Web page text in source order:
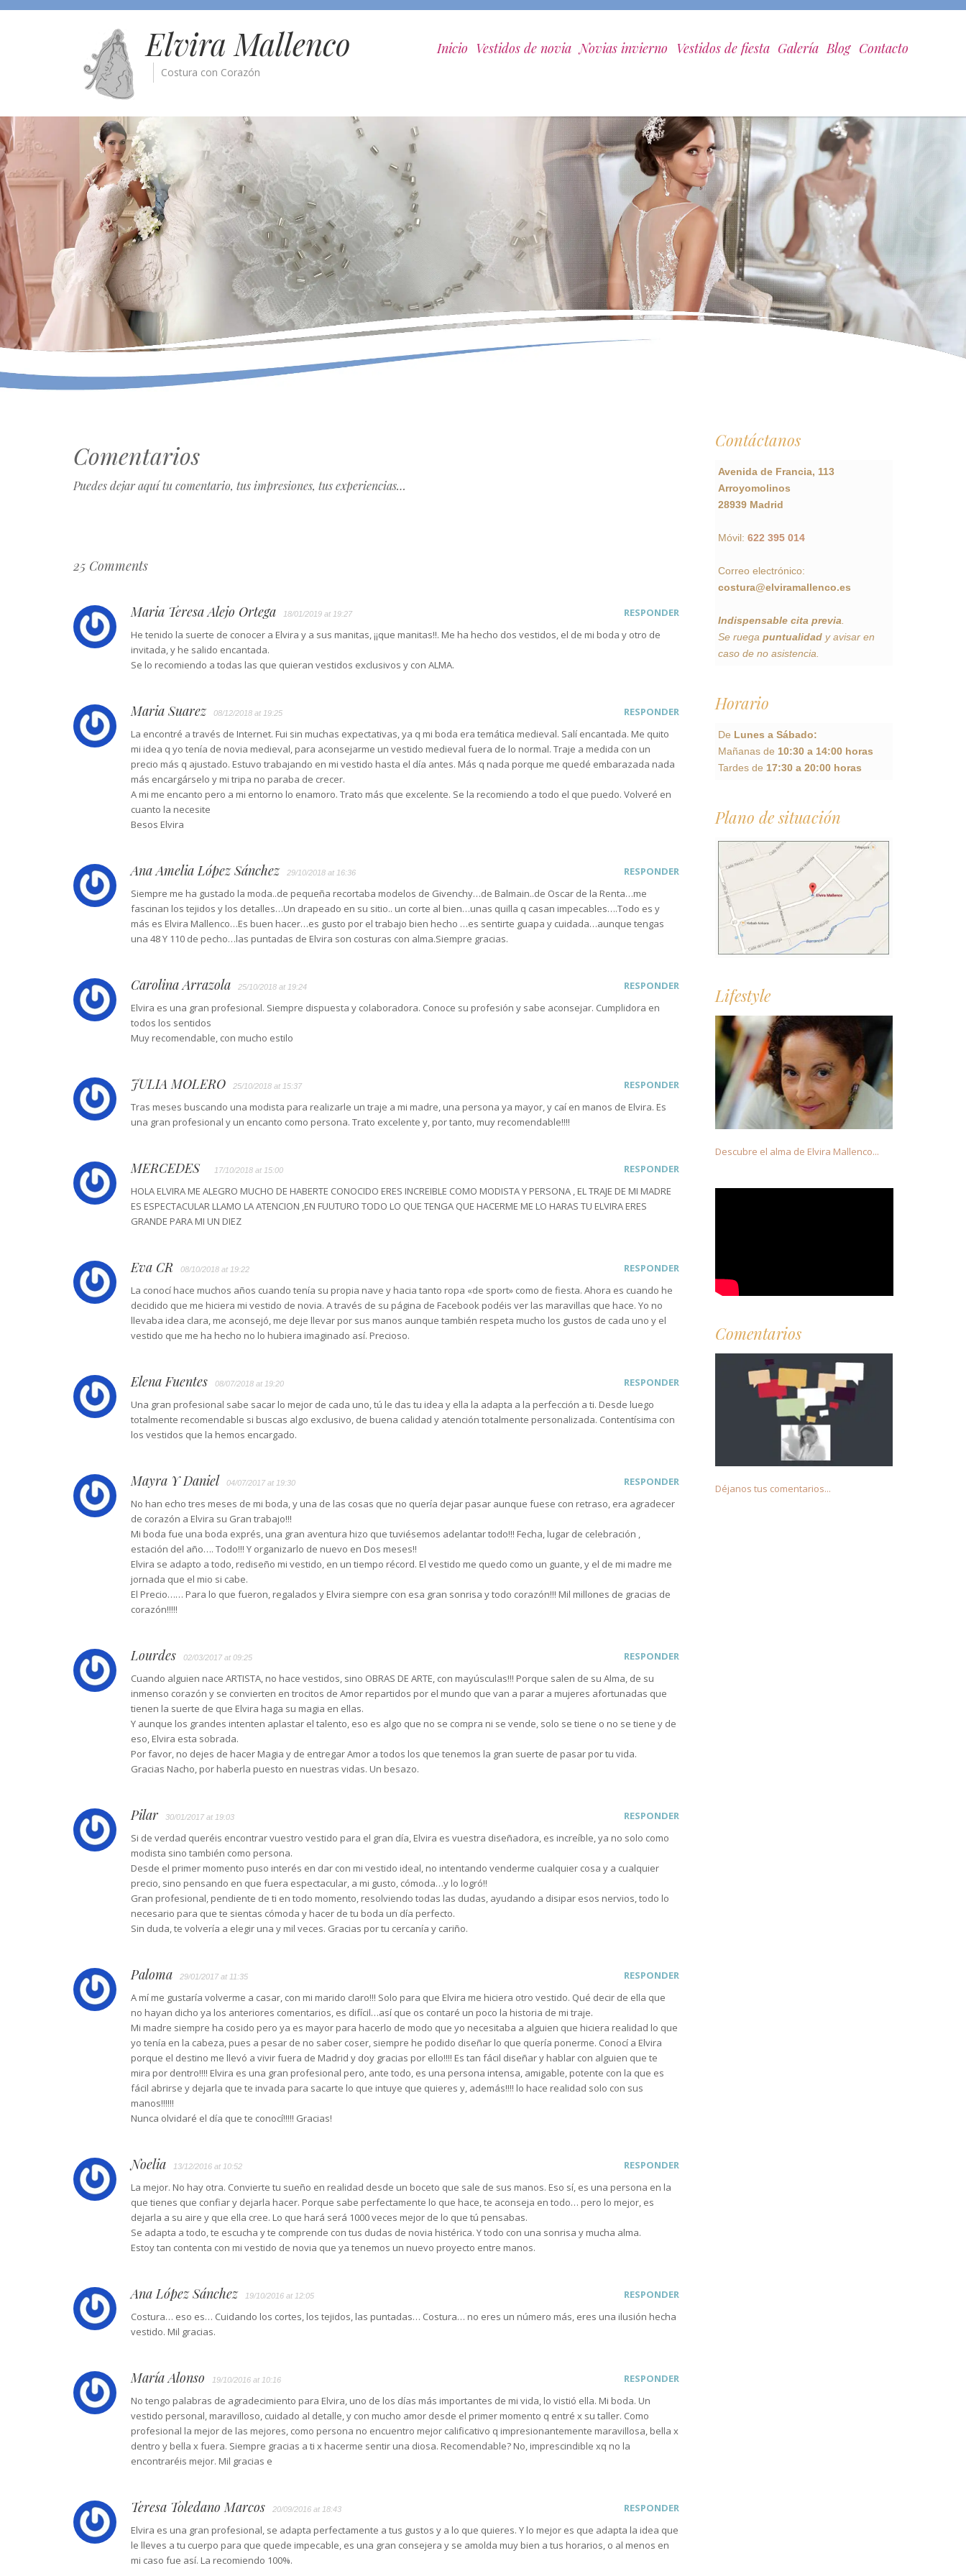
Elvira Mallenco
Costura con Corazón
Inicio Vestidos de novia Novias invierno Vestidos de fiesta Galería Blog Contacto
Comentarios
Puedes dejar aquí tu comentario, tus impresiones, tus experiencias…
25 Comments
Maria Teresa Alejo Ortega 18/01/2019 at 19:27
RESPONDER
He tenido la suerte de conocer a Elvira y a sus manitas, ¡¡que manitas!!. Me ha hecho dos vestidos, el de mi boda y otro de
invitada, y he salido encantada.
Se lo recomiendo a todas las que quieran vestidos exclusivos y con ALMA.
Maria Suarez 08/12/2018 at 19:25
RESPONDER
La encontré a través de Internet. Fui sin muchas expectativas, ya q mi boda era temática medieval. Salí encantada. Me quito
mi idea q yo tenía de novia medieval, para aconsejarme un vestido medieval fuera de lo normal. Traje a medida con un
precio más q ajustado. Estuvo trabajando en mi vestido hasta el día antes. Más q nada porque me quedé embarazada nada
más encargárselo y mi tripa no paraba de crecer.
A mi me encanto pero a mi entorno lo enamoro. Trato más que excelente. Se la recomiendo a todo el que puedo. Volveré en
cuanto la necesite
Besos Elvira
Ana Amelia López Sánchez 29/10/2018 at 16:36
RESPONDER
Siempre me ha gustado la moda..de pequeña recortaba modelos de Givenchy…de Balmain..de Oscar de la Renta…me
fascinan los tejidos y los detalles…Un drapeado en su sitio.. un corte al bien…unas quilla q casan impecables….Todo es y
más es Elvira Mallenco…Es buen hacer…es gusto por el trabajo bien hecho …es sentirte guapa y cuidada…aunque tengas
una 48 Y 110 de pecho…las puntadas de Elvira son costuras con alma.Siempre gracias.
Carolina Arrazola 25/10/2018 at 19:24
RESPONDER
Elvira es una gran profesional. Siempre dispuesta y colaboradora. Conoce su profesión y sabe aconsejar. Cumplidora en
todos los sentidos
Muy recomendable, con mucho estilo
JULIA MOLERO 25/10/2018 at 15:37
RESPONDER
Tras meses buscando una modista para realizarle un traje a mi madre, una persona ya mayor, y caí en manos de Elvira. Es
una gran profesional y un encanto como persona. Trato excelente y, por tanto, muy recomendable!!!!
MERCEDES 17/10/2018 at 15:00
RESPONDER
HOLA ELVIRA ME ALEGRO MUCHO DE HABERTE CONOCIDO ERES INCREIBLE COMO MODISTA Y PERSONA , EL TRAJE DE MI MADRE
ES ESPECTACULAR LLAMO LA ATENCION ,EN FUUTURO TODO LO QUE TENGA QUE HACERME ME LO HARAS TU ELVIRA ERES
GRANDE PARA MI UN DIEZ
Eva CR 08/10/2018 at 19:22
RESPONDER
La conocí hace muchos años cuando tenía su propia nave y hacia tanto ropa «de sport» como de fiesta. Ahora es cuando he
decidido que me hiciera mi vestido de novia. A través de su página de Facebook podéis ver las maravillas que hace. Yo no
llevaba idea clara, me aconsejó, me deje llevar por sus manos aunque también respeta mucho los gustos de cada uno y el
vestido que me ha hecho no lo hubiera imaginado así. Precioso.
Elena Fuentes 08/07/2018 at 19:20
RESPONDER
Una gran profesional sabe sacar lo mejor de cada uno, tú le das tu idea y ella la adapta a la perfección a ti. Desde luego
totalmente recomendable si buscas algo exclusivo, de buena calidad y atención totalmente personalizada. Contentísima con
los vestidos que la hemos encargado.
Mayra Y Daniel 04/07/2017 at 19:30
RESPONDER
No han echo tres meses de mi boda, y una de las cosas que no quería dejar pasar aunque fuese con retraso, era agradecer
de corazón a Elvira su Gran trabajo!!!
Mi boda fue una boda exprés, una gran aventura hizo que tuviésemos adelantar todo!!! Fecha, lugar de celebración ,
estación del año…. Todo!!! Y organizarlo de nuevo en Dos meses!!
Elvira se adapto a todo, rediseño mi vestido, en un tiempo récord. El vestido me quedo como un guante, y el de mi madre me
jornada que el mio si cabe.
El Precio…… Para lo que fueron, regalados y Elvira siempre con esa gran sonrisa y todo corazón!!! Mil millones de gracias de
corazón!!!!!
Lourdes 02/03/2017 at 09:25
RESPONDER
Cuando alguien nace ARTISTA, no hace vestidos, sino OBRAS DE ARTE, con mayúsculas!!! Porque salen de su Alma, de su
inmenso corazón y se convierten en trocitos de Amor repartidos por el mundo que van a parar a mujeres afortunadas que
tienen la suerte de que Elvira haga su magia en ellas.
Y aunque los grandes intenten aplastar el talento, eso es algo que no se compra ni se vende, solo se tiene o no se tiene y de
eso, Elvira esta sobrada.
Por favor, no dejes de hacer Magia y de entregar Amor a todos los que tenemos la gran suerte de pasar por tu vida.
Gracias Nacho, por haberla puesto en nuestras vidas. Un besazo.
Pilar 30/01/2017 at 19:03
RESPONDER
Si de verdad queréis encontrar vuestro vestido para el gran día, Elvira es vuestra diseñadora, es increíble, ya no solo como
modista sino también como persona.
Desde el primer momento puso interés en dar con mi vestido ideal, no intentando venderme cualquier cosa y a cualquier
precio, sino pensando en que fuera espectacular, a mi gusto, cómoda…y lo logró!!
Gran profesional, pendiente de ti en todo momento, resolviendo todas las dudas, ayudando a disipar esos nervios, todo lo
necesario para que te sientas cómoda y hacer de tu boda un día perfecto.
Sin duda, te volvería a elegir una y mil veces. Gracias por tu cercanía y cariño.
Paloma 29/01/2017 at 11:35
RESPONDER
A mí me gustaría volverme a casar, con mi marido claro!!! Solo para que Elvira me hiciera otro vestido. Qué decir de ella que
no hayan dicho ya los anteriores comentarios, es difícil…así que os contaré un poco la historia de mi traje.
Mi madre siempre ha cosido pero ya es mayor para hacerlo de modo que yo necesitaba a alguien que hiciera realidad lo que
yo tenía en la cabeza, pues a pesar de no saber coser, siempre he podido diseñar lo que quería ponerme. Conocí a Elvira
porque el destino me llevó a vivir fuera de Madrid y doy gracias por ello!!!! Es tan fácil diseñar y hablar con alguien que te
mira por dentro!!!! Elvira es una gran profesional pero, ante todo, es una persona intensa, amigable, potente con la que es
fácil abrirse y dejarla que te invada para sacarte lo que intuye que quieres y, además!!!! lo hace realidad solo con sus
manos!!!!!!
Nunca olvidaré el día que te conocí!!!!! Gracias!
Noelia 13/12/2016 at 10:52
RESPONDER
La mejor. No hay otra. Convierte tu sueño en realidad desde un boceto que sale de sus manos. Eso sí, es una persona en la
que tienes que confiar y dejarla hacer. Porque sabe perfectamente lo que hace, te aconseja en todo… pero lo mejor, es
dejarla a su aire y que ella cree. Lo que hará será 1000 veces mejor de lo que tú pensabas.
Se adapta a todo, te escucha y te comprende con tus dudas de novia histérica. Y todo con una sonrisa y mucha alma.
Estoy tan contenta con mi vestido de novia que ya tenemos un nuevo proyecto entre manos.
Ana López Sánchez 19/10/2016 at 12:05
RESPONDER
Costura… eso es… Cuidando los cortes, los tejidos, las puntadas… Costura… no eres un número más, eres una ilusión hecha
vestido. Mil gracias.
María Alonso 19/10/2016 at 10:16
RESPONDER
No tengo palabras de agradecimiento para Elvira, uno de los días más importantes de mi vida, lo vistió ella. Mi boda. Un
vestido personal, maravilloso, cuidado al detalle, y con mucho amor desde el primer momento q entré x su taller. Como
profesional la mejor de las mejores, como persona no encuentro mejor calificativo q impresionantemente maravillosa, bella x
dentro y bella x fuera. Siempre gracias a ti x hacerme sentir una diosa. Recomendable? No, imprescindible xq no la
encontraréis mejor. Mil gracias e
Teresa Toledano Marcos 20/09/2016 at 18:43
RESPONDER
Elvira es una gran profesional, se adapta perfectamente a tus gustos y a lo que quieres. Y lo mejor es que adapta la idea que
le lleves a tu cuerpo para que quede impecable, es una gran consejera y se amolda muy bien a tus horarios, o al menos en
mi caso fue así. La recomiendo 100%.
Contáctanos
Avenida de Francia, 113
Arroyomolinos
28939 Madrid
Móvil:622 395 014
Correo electrónico:
costura@elviramallenco.es
Indispensable cita previa
Se ruegapuntualidad y avisar en
caso de no asistencia.
Horario
De Lunes a Sábado:
Mañanas de 10:30 a 14:00 horas
Tardes de 17:30 a 20:00 horas
Plano de situación
Lifestyle
Descubre el alma de Elvira Mallenco...
Comentarios
Déjanos tus comentarios...